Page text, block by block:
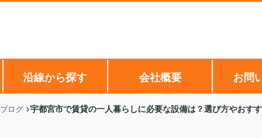
沿線から探す 会社概要 お問
ブログ 宇都宮市で賃貸の一人暮らしに必要な設備は？選び方やおす